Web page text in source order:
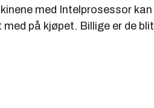
med Intelprosessor
med på kjøpet. Billige er de